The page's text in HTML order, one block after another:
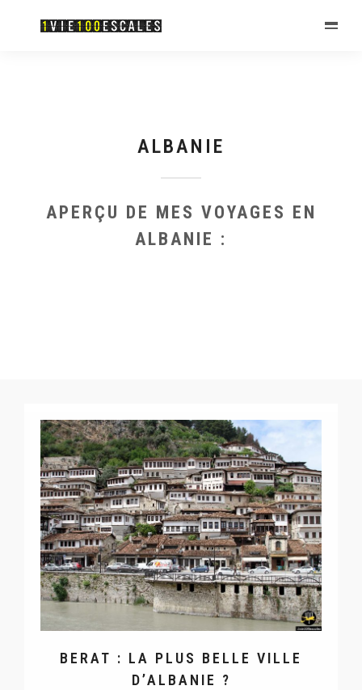
ALBANIE
APERÇU DE MES VOYAGES EN
ALBANIE :
BERAT : LA PLUS BELLE VILLE
D’ALBANIE ?